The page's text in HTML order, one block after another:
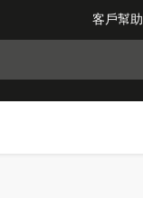
客戶幫助